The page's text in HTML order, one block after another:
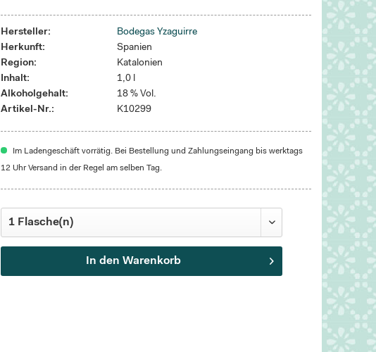
Hersteller:
Bodegas Yzaguirre
Herkunft:
Spanien
Region:
Katalonien
Inhalt:
1,0 l
Alkoholgehalt:
18 % Vol.
Artikel-Nr.:
K10299
Im Ladengeschäft vorrätig. Bei Bestellung und Zahlungseingang bis werktags
12 Uhr Versand in der Regel am selben Tag.
In den Warenkorb